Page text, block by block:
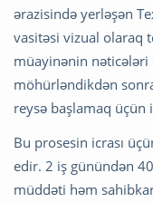
ərazisində yerləşən
vasitəsi vizual olaraq
müayinənin
möhürləndikdən
reysə başlamaq üçün
Bu prosesin icrası
edir. 2 iş günündən
müddəti həm